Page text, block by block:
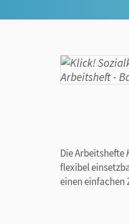
Die Arbeitshefte
flexibel
einen einfachen